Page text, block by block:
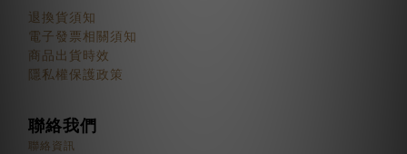
退換貨須知
電子發票相關須知
商品出貨時效
隱私權保護政策
聯絡我們
聯絡資訊